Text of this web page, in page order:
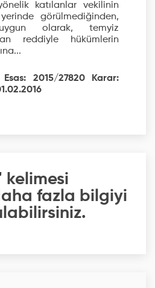
katılanlar vekilinin
görülmediğinden,
olarak, temyiz
reddiyle hükümlerin
2015/27820 Karar:
kelimesi
fazla bilgiyi